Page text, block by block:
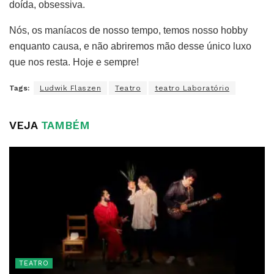
doída, obsessiva.
Nós, os maníacos de nosso tempo, temos nosso hobby
enquanto causa, e não abriremos mão desse único luxo
que nos resta. Hoje e sempre!
Tags: Ludwik Flaszen Teatro teatro Laboratório
VEJATAMBÉM
TEATRO